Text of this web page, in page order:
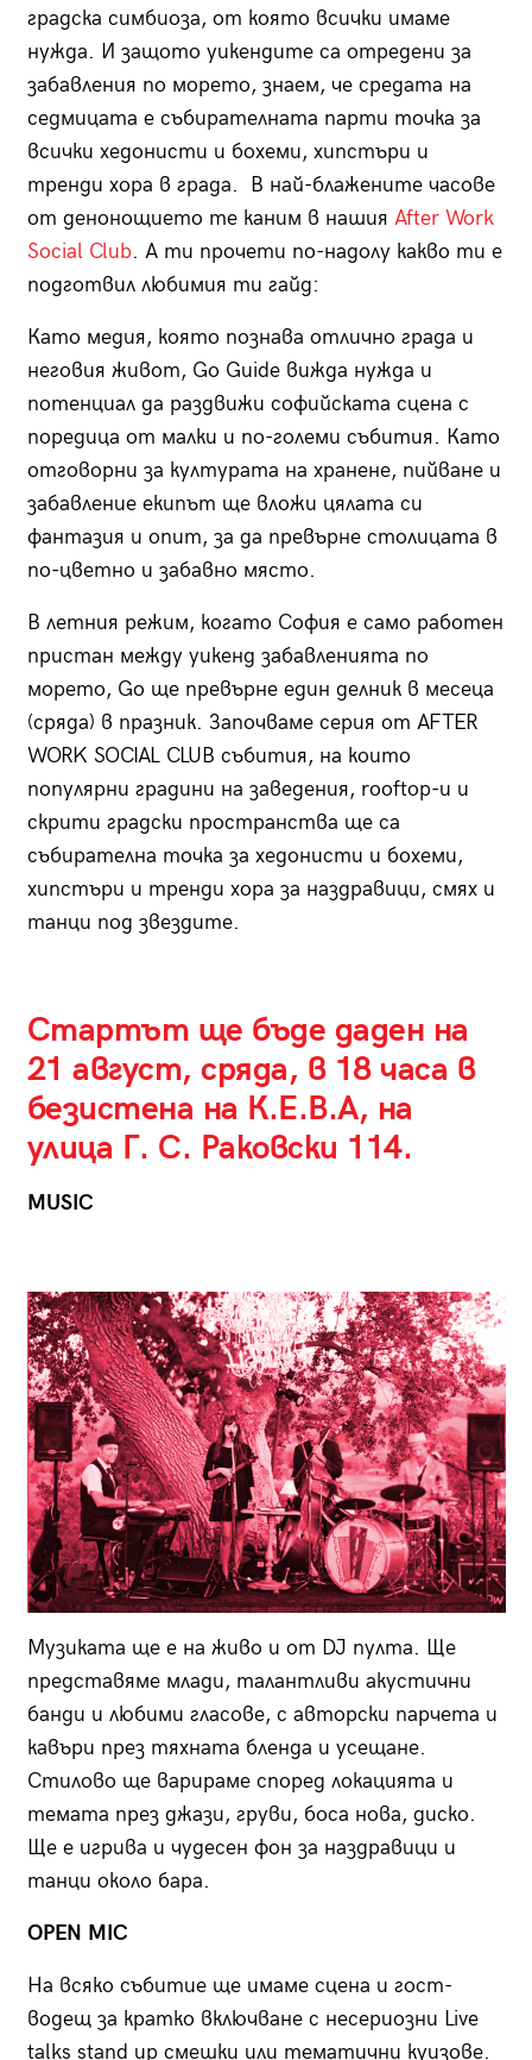
градска симбиоза, от която всички имаме
нужда. И защото уикендите са отредени за
забавления по морето, знаем, че средата на
седмицата е събирателната парти точка за
всички хедонисти и бохеми, хипстъри и
тренди хора в града. В най-блажените часове
от денонощието те каним в нашия After Work
Social Club. А ти прочети по-надолу какво ти е
подготвил любимия ти гайд:
Като медия, която познава отлично града и
неговия живот, Go Guide вижда нужда и
потенциал да раздвижи софийската сцена с
поредица от малки и по-големи събития. Като
отговорни за културата на хранене, пийване и
забавление екипът ще вложи цялата си
фантазия и опит, за да превърне столицата в
по-цветно и забавно място.
В летния режим, когато София е само работен
пристан между уикенд забавленията по
морето, Go ще превърне един делник в месеца
(сряда) в празник. Започваме серия от AFTER
WORK SOCIAL CLUB събития, на които
популярни градини на заведения, rooftop-и и
скрити градски пространства ще са
събирателна точка за хедонисти и бохеми,
хипстъри и тренди хора за наздравици, смях и
танци под звездите.
Стартът ще бъде даден на
21 август, сряда, в 18 часа в
безистена на К.Е.В.А, на
улица Г. С. Раковски 114.
MUSIC
Музиката ще е на живо и от DJ пулта. Ще
представяме млади, талантливи акустични
банди и любими гласове, с авторски парчета и
кавъри през тяхната бленда и усещане.
Стилово ще варираме според локацията и
темата през джази, груви, боса нова, диско.
Ще е игрива и чудесен фон за наздравици и
танци около бара.
OPEN MIC
На всяко събитие ще имаме сцена и гост-
водещ за кратко включване с несериозни Live
talks stand up смешки или тематични куизове.